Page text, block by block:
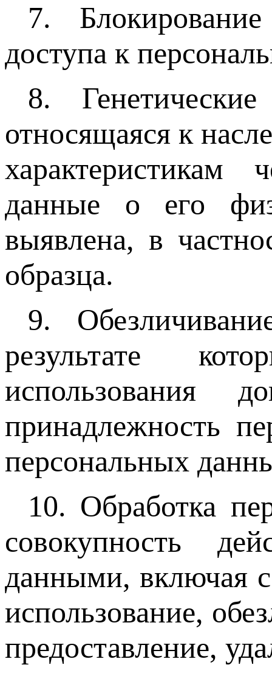
7.
доступа к
8.
относящаяся к
характеристикам
данные о его
выявлена, в
образца.
9.
результате
использования
принадлежность
персональных
10. Обработка
совокупность
данными, включая
использование,
предоставление,